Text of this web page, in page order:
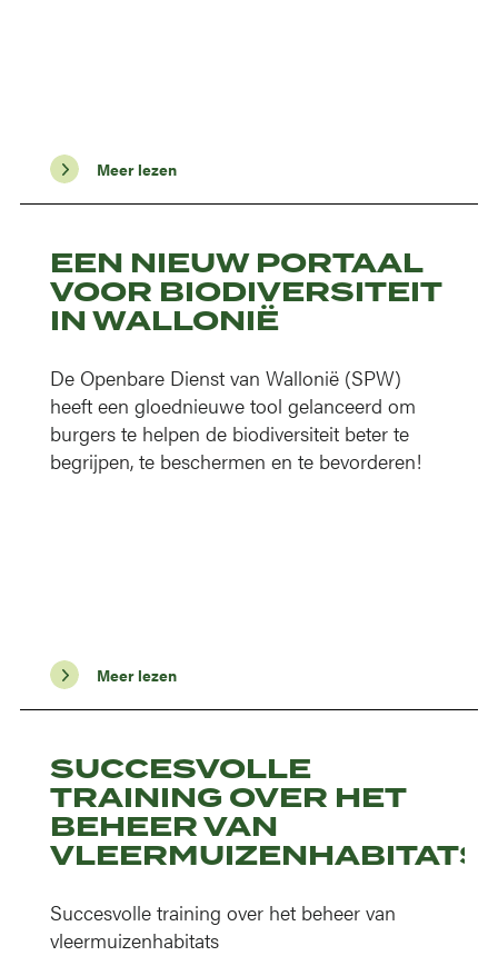
Meer lezen
EEN NIEUW PORTAAL
VOOR BIODIVERSITEIT
IN WALLONIË
De Openbare Dienst van Wallonië (SPW)
heeft een gloednieuwe tool gelanceerd om
burgers te helpen de biodiversiteit beter te
begrijpen, te beschermen en te bevorderen!
Meer lezen
SUCCESVOLLE
TRAINING OVER HET
BEHEER VAN
VLEERMUIZENHABITATS
Succesvolle training over het beheer van
vleermuizenhabitats